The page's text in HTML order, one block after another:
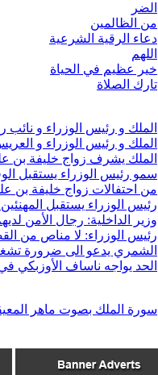
الضر
من الظالمين
دعاء الرقية الشرعية
اللهم
خير عظيم في الحياة
تارك الصلاة
الملك و رئيس الوزراء و
الملك و رئيس الوزراء و
الملك يشرف زواج خليفة بن
سمو رئيس الوزراء يستقبل
من احتفالات زواج خليفة بن
رئيس الوزراء يستقبل
وزير الداخلية: رجال الأمن
رئيس الوزراء: لا مناص من
الشمري يدعو الى ضرورة
الحد يواجه ناساف الأوزبكي
سورة الملك بصوت ماهر